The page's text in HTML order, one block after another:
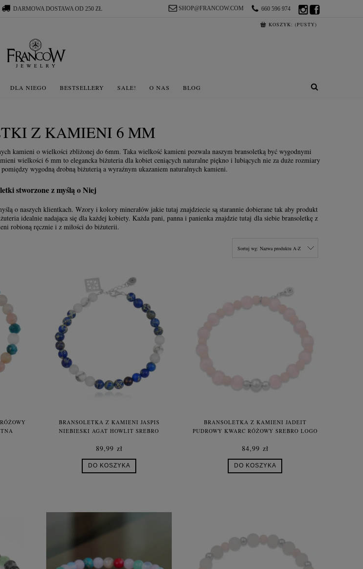
DARMOWA DOSTAWA OD 250 ZŁ 660 596 974
SHOP@FRANCOW.COM
KOSZYK: (PUSTY)
DLA NIEGO BESTSELLERY SALE! O NAS BLOG
Z KAMIENI 6 MM
kamieni o wielkości zbliżonej do 6mm. Taka wielkość kamieni pozwala naszym bransoletką być wygodnymi
wielkości 6 mm to elegancka biżuteria dla kobiet ceniących naturalne piękno i lubiących nie za duże rozmiary
wygodną drobną biżuterią a wyraźnym ukazaniem naturalnych kamieni.
stworzone z myślą o Niej
o naszych klientkach. Wzory i kolory minerałów jakie tutaj znajdziecie są starannie dobierane tak aby produkt
idealnie nadająca się dla każdej kobiety. Każda pani, panna i panienka znajdzie tutaj dla siebie bransoletkę z
robioną ręcznie i z miłości do biżuterii.
Sortuj wg: Nazwa produktu A-Z
BRANSOLETKA Z KAMIENI JASPIS
NIEBIESKI AGAT HOWLIT SREBRO
89,99 zł
DO KOSZYKA
BRANSOLETKA Z KAMIENI JADEIT
PUDROWY KWARC RÓŻOWY SREBRO LOGO
84,99 zł
DO KOSZYKA